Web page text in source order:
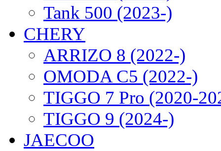
Tank 500 (2023-)
CHERY
ARRIZO 8 (2022-)
OMODA C5 (2022-)
TIGGO 7 Pro (2020-
TIGGO 9 (2024-)
JAECOO